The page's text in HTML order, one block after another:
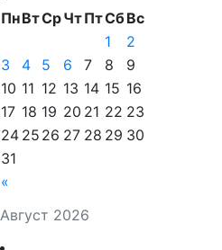
Август 2026
ПнВтСрЧтПтСбВс
«
1
2
3
4 5 6 7 8
9
10 11 12 13 14 15 16
17 18 19 20 21 22 23
24 25 26 27 28 29 30
31